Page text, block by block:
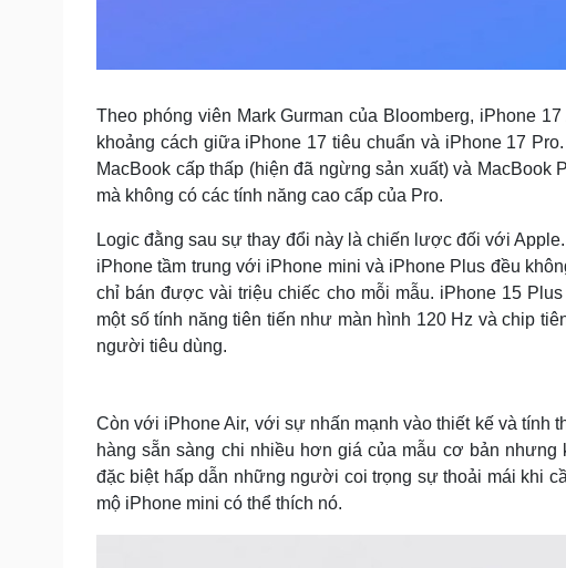
Theo phóng viên Mark Gurman của Bloomberg, iPhone
khoảng cách giữa iPhone 17 tiêu chuẩn và iPhone 17
MacBook cấp thấp (hiện đã ngừng sản xuất) và
mà không có các tính năng cao cấp của Pro.
Logic đằng sau sự thay đổi này là chiến lược đối với
iPhone tầm trung với iPhone mini và iPhone Plus đều
chỉ bán được vài triệu chiếc cho mỗi mẫu. iPhone 15
một số tính năng tiên tiến như màn hình 120 Hz và chip
người tiêu dùng.
Còn với iPhone Air, với sự nhấn mạnh vào thiết kế và tính
hàng sẵn sàng chi nhiều hơn giá của mẫu cơ bản
đặc biệt hấp dẫn những người coi trọng sự thoải mái khi
mộ iPhone mini có thể thích nó.